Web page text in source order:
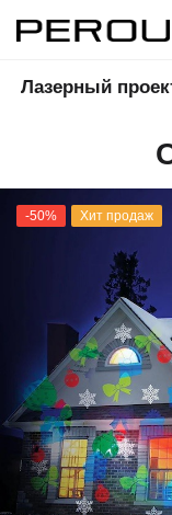
Лазерный
-50% Хит продаж